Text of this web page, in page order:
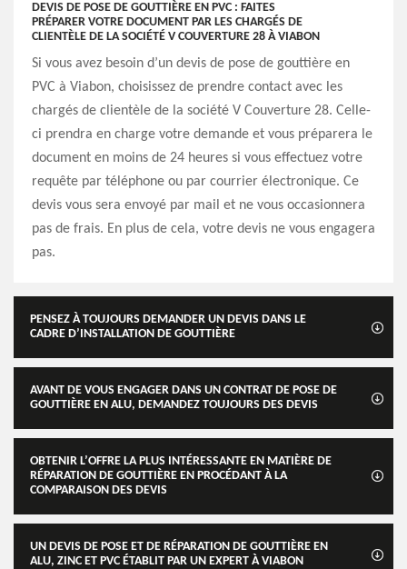
DEVIS DE POSE DE GOUTTIÈRE EN PVC : FAITES
PRÉPARER VOTRE DOCUMENT PAR LES CHARGÉS DE
CLIENTÈLE DE LA SOCIÉTÉ V COUVERTURE 28 À VIABON
Si vous avez besoin d’un devis de pose de gouttière en
PVC à Viabon, choisissez de prendre contact avec les
chargés de clientèle de la société V Couverture 28. Celle-
ci prendra en charge votre demande et vous préparera le
document en moins de 24 heures si vous effectuez votre
requête par téléphone ou par courrier électronique. Ce
devis vous sera envoyé par mail et ne vous occasionnera
pas de frais. En plus de cela, votre devis ne vous engagera
pas.
PENSEZ À TOUJOURS DEMANDER UN DEVIS DANS LE
CADRE D’INSTALLATION DE GOUTTIÈRE
AVANT DE VOUS ENGAGER DANS UN CONTRAT DE POSE DE
GOUTTIÈRE EN ALU, DEMANDEZ TOUJOURS DES DEVIS
OBTENIR L’OFFRE LA PLUS INTÉRESSANTE EN MATIÈRE DE
RÉPARATION DE GOUTTIÈRE EN PROCÉDANT À LA
COMPARAISON DES DEVIS
UN DEVIS DE POSE ET DE RÉPARATION DE GOUTTIÈRE EN
ALU, ZINC ET PVC ÉTABLIT PAR UN EXPERT À VIABON